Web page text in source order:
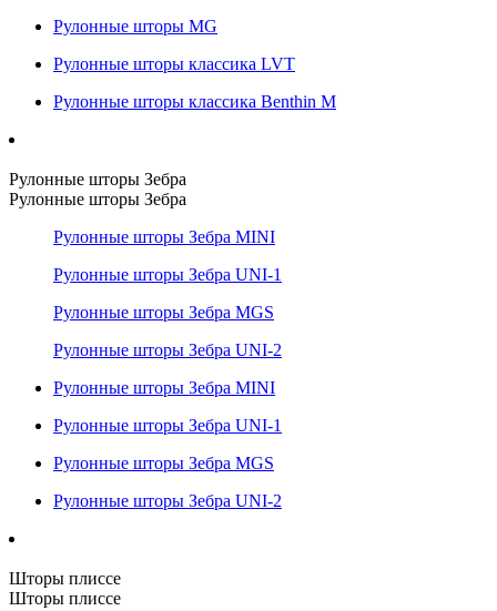
Рулонные шторы MG
Рулонные шторы классика LVT
Рулонные шторы классика Benthin M
Рулонные шторы Зебра
Рулонные шторы Зебра
Рулонные шторы Зебра MINI
Рулонные шторы Зебра UNI-1
Рулонные шторы Зебра MGS
Рулонные шторы Зебра UNI-2
Рулонные шторы Зебра MINI
Рулонные шторы Зебра UNI-1
Рулонные шторы Зебра MGS
Рулонные шторы Зебра UNI-2
Шторы плиссе
Шторы плиссе